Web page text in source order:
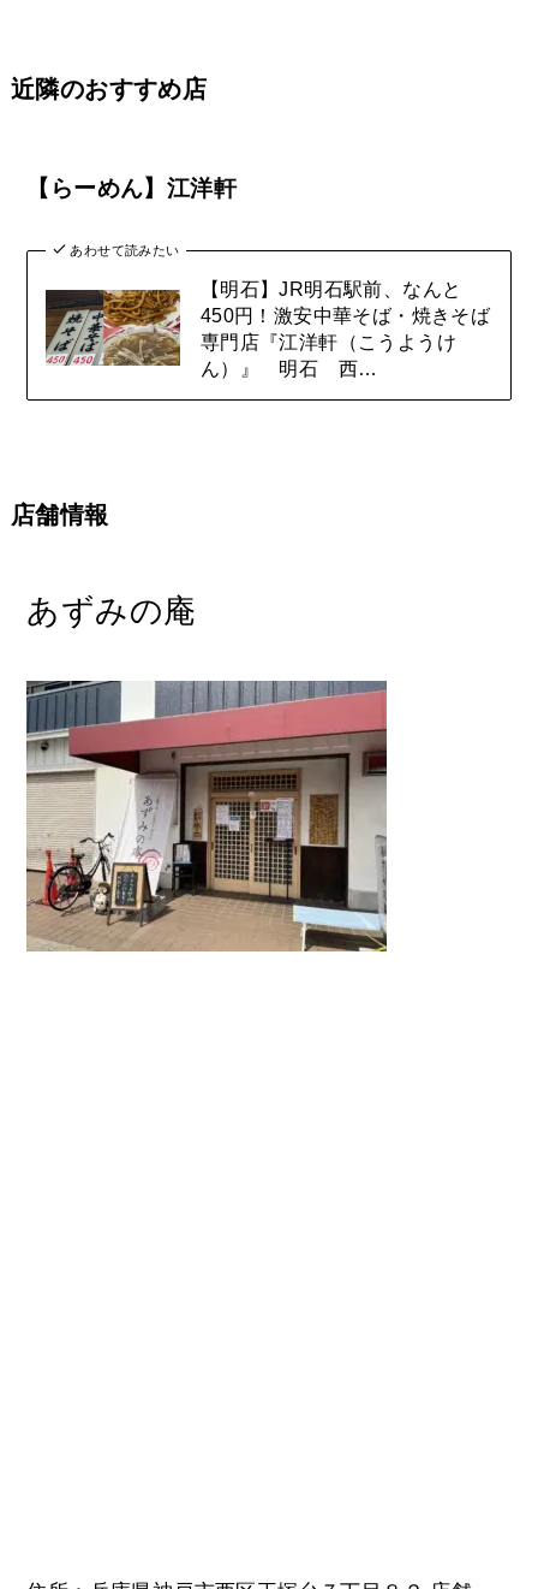
近隣のおすすめ店
【らーめん】江洋軒
あわせて読みたい
【明石】JR明石駅前、なんと
450円！激安中華そば・焼きそば
専門店『江洋軒（こうようけ
ん）』 明石 西…
店舗情報
あずみの庵